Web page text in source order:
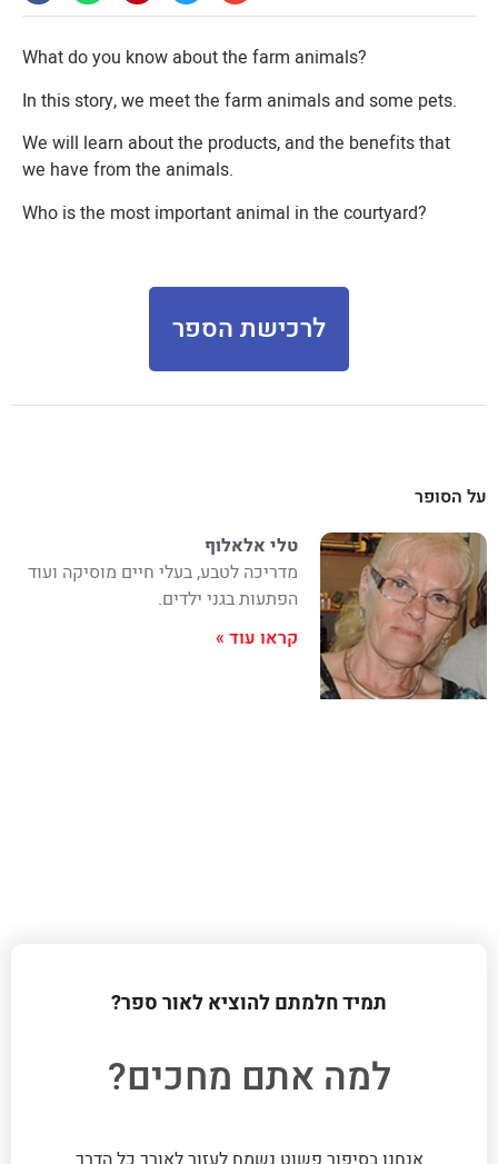
What do you know about the farm animals?
In this story, we meet the farm animals and some pets.
We will learn about the products, and the benefits that
we have from the animals.
Who is the most important animal in the courtyard?
לרכישת הספר
על הסופר
טלי אלאלוף
מדריכה לטבע, בעלי חיים מוסיקה ועוד
הפתעות בגני ילדים.
קראו עוד »
תמיד חלמתם להוציא לאור ספר?
למה אתם מחכים?